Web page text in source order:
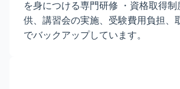
を身につける専門研修 ・資格取得制
供、講習会の実施、受験費用負担、
でバックアップしています。